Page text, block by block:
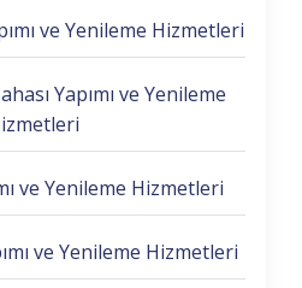
ve Yenileme Hizmetleri
Yapımı ve Yenileme
ve Yenileme Hizmetleri
ve Yenileme Hizmetleri